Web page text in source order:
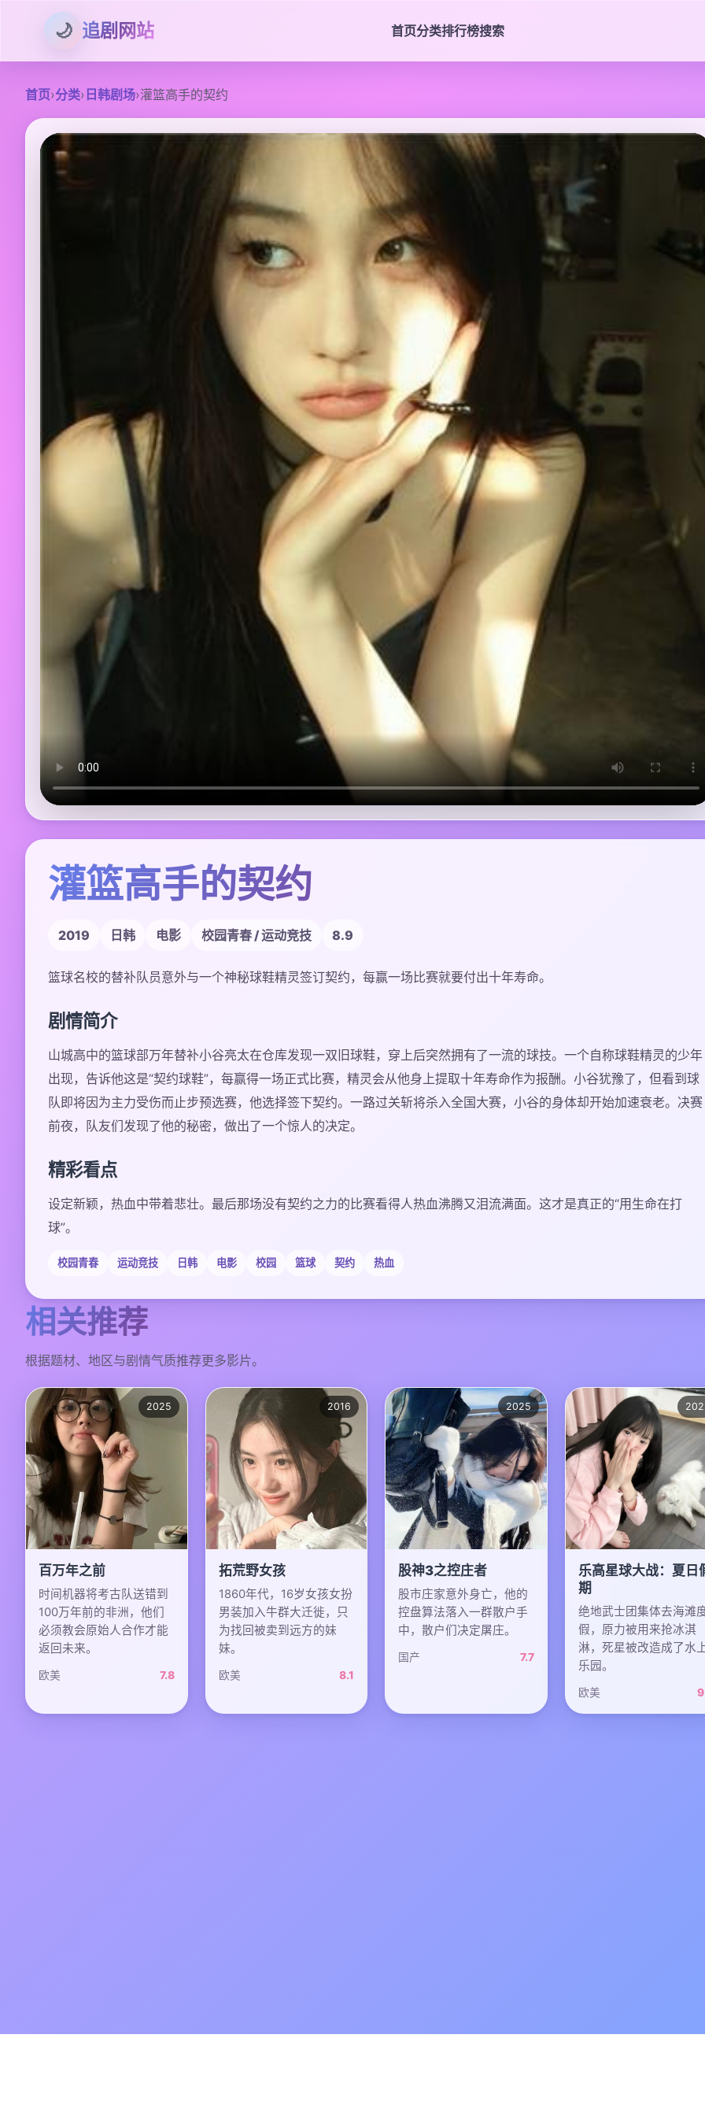
🌙 追剧网站 首页分类排行榜搜索
首页›分类› 日韩剧场›灌篮高手的契约
灌篮高手的契约
2019 日韩 电影 校园青春 / 运动竞技 8.9
篮球名校的替补队员意外与一个神秘球鞋精灵签订契约，每赢一场比赛就要付出十年寿命。
剧情简介
山城高中的篮球部万年替补小谷亮太在仓库发现一双旧球鞋，穿上后突然拥有了一流的球技。一个自称球鞋精灵的少年
出现，告诉他这是“契约球鞋”，每赢得一场正式比赛，精灵会从他身上提取十年寿命作为报酬。小谷犹豫了，但看到球
队即将因为主力受伤而止步预选赛，他选择签下契约。一路过关斩将杀入全国大赛，小谷的身体却开始加速衰老。决赛
前夜，队友们发现了他的秘密，做出了一个惊人的决定。
精彩看点
设定新颖，热血中带着悲壮。最后那场没有契约之力的比赛看得人热血沸腾又泪流满面。这才是真正的“用生命在打
球”。
校园青春 运动竞技 日韩 电影 校园 篮球 契约 热血
相关推荐
根据题材、地区与剧情气质推荐更多影片。
2025
百万年之前
时间机器将考古队送错到
100万年前的非洲，他们
必须教会原始人合作才能
返回未来。
欧美 7.8
2016
拓荒野女孩
1860年代，16岁女孩女扮
男装加入牛群大迁徙，只
为找回被卖到远方的妹
妹。
欧美 8.1
2025
股神3之控庄者
股市庄家意外身亡，他的
控盘算法落入一群散户手
中，散户们决定屠庄。
国产 7.7
乐高星球大战：夏日
期
绝地武士团集体去海滩
假，原力被用来抢冰淇
淋，死星被改造成了水
乐园。
欧美